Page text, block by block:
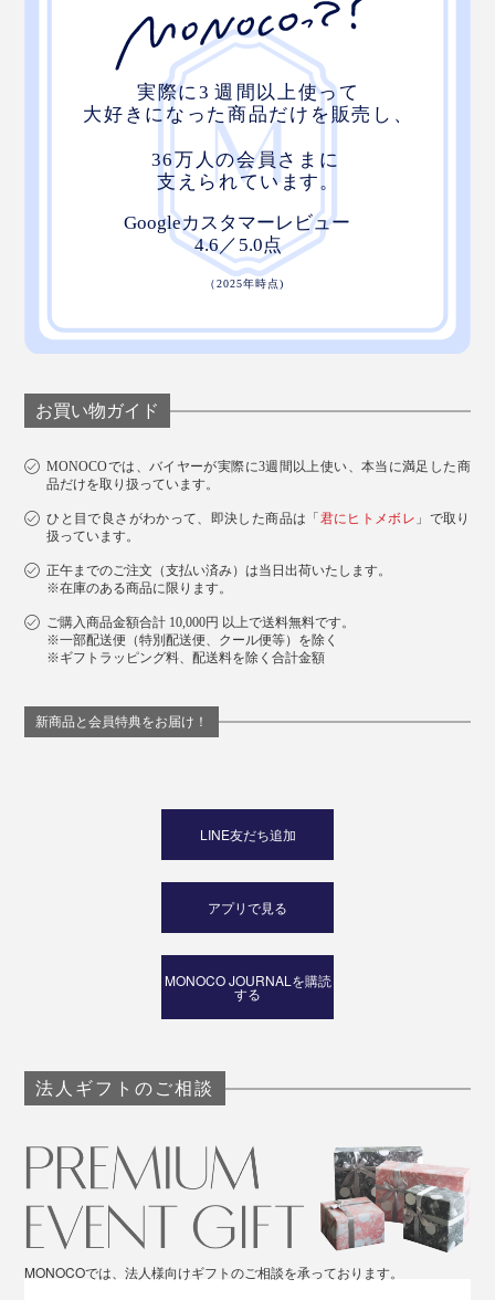
お買い物ガイド
MONOCOでは、バイヤーが実際に3週間以上使い、本当に満足した商
品だけを取り扱っています。
ひと目で良さがわかって、即決した商品は「 君にヒトメボレ 」で取り
扱っています。
正午までのご注文（支払い済み）は当日出荷いたします。
※在庫のある商品に限ります。
ご購入商品金額合計 10,000円 以上で送料無料です。
※一部配送便（特別配送便、クール便等）を除く
※ギフトラッピング料、配送料を除く合計金額
新商品と会員特典をお届け！
LINE友だち追加
アプリで見る
MONOCO JOURNALを購読
する
法人ギフトのご相談
MONOCOでは、法人様向けギフトのご相談を承っております。